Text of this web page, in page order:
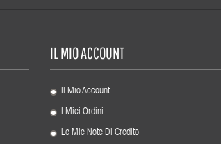
IL MIO ACCOUNT
Il Mio Account
I Miei Ordini
Le Mie Note Di Credito